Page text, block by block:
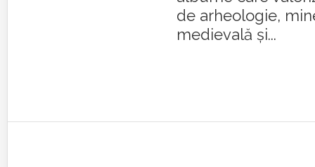
de arheologie,
medievală şi...